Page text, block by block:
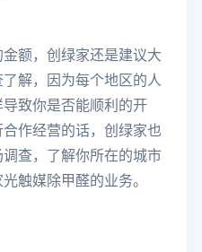
额，创绿家还是建议大
解，因为每个地区的人
致你是否能顺利的开
作经营的话，创绿家也
查，了解你所在的城市
触媒除甲醛的业务。